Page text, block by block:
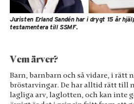
Juristen Erland Sandén har i drygt 15 år
testamentera till SSMF.
Vem ärver?
Barn, barnbarn och så vidare, i rätt
bröstarvingar. De har alltid rätt till
lagliga arv, laglotten, och kan inte
besök. Om du
nekar de här
kakorna
från